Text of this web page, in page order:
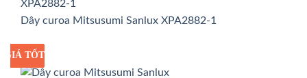
Dây curoa Mitsusumi Sanlux XPA2882-1
GIÁ SỈ
GIÁ TỐT